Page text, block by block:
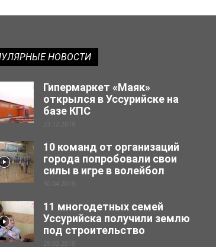
НОВОСТИ
Гипермаркет «Маяк»
открылся в Уссурийске на
базе КПС
23.12.2019
10 команд от организаций
города попробовали свои
силы в игре в волейбол
30.04.2019
11 многодетных семей
Уссурийска получили землю
под строительство
29.03.2019